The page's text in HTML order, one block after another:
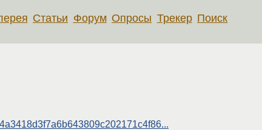
Статьи Форум Опросы Трекер Поиск